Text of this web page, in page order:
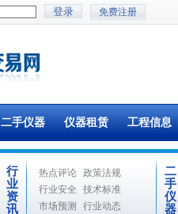
免费注册
二手仪器 仪器租赁 工程信息
行
业
资
讯
热点评论 政策法规
行业安全
技术标准
市场预测
行业动态
二
手
仪
器